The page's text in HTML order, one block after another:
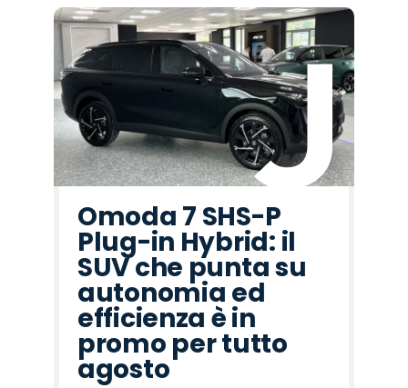
Omoda 7 SHS-P
Plug-in Hybrid: il
SUV che punta su
autonomia ed
efficienza è in
promo per tutto
agosto